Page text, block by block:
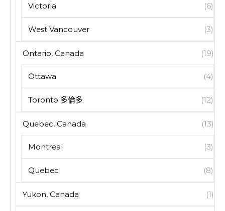
Victoria (6)
West Vancouver (3)
Ontario, Canada (19)
Ottawa (4)
Toronto 多倫多 (12)
Quebec, Canada (13)
Montreal (3)
Quebec (8)
Yukon, Canada (1)